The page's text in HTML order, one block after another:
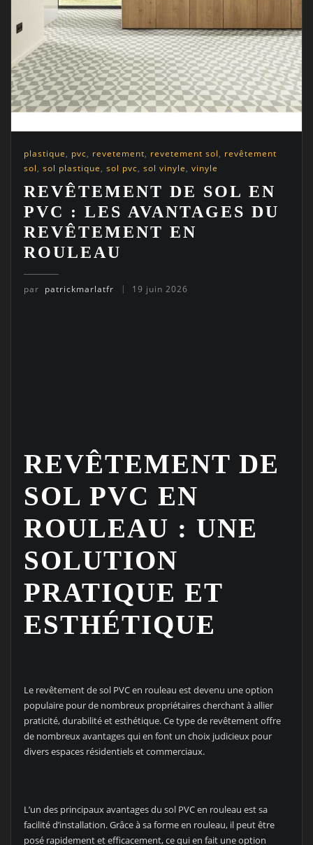
plastique, pvc, revetement, revetement sol, revêtement
sol, sol plastique, sol pvc, sol vinyle, vinyle
REVÊTEMENT DE SOL EN
PVC : LES AVANTAGES DU
REVÊTEMENT EN
ROULEAU
par patrickmarlatfr 19 juin 2026
REVÊTEMENT DE
SOL PVC EN
ROULEAU : UNE
SOLUTION
PRATIQUE ET
ESTHÉTIQUE
Le revêtement de sol PVC en rouleau est devenu une option
populaire pour de nombreux propriétaires cherchant à allier
praticité, durabilité et esthétique. Ce type de revêtement offre
de nombreux avantages qui en font un choix judicieux pour
divers espaces résidentiels et commerciaux.
L’un des principaux avantages du sol PVC en rouleau est sa
facilité d’installation. Grâce à sa forme en rouleau, il peut être
posé rapidement et efficacement, ce qui en fait une option